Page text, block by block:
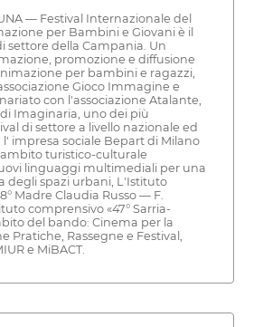
— Festival Internazionale del
per Bambini e Giovani è il
settore della Campania. Un
promozione e diffusione
per bambini e ragazzi,
Gioco Immagine e
con l'associazione Atalante,
Imaginaria, uno dei più
di settore a livello nazionale ed
impresa sociale Bepart di Milano
turistico-culturale
linguaggi multimediali per una
degli spazi urbani, L'Istituto
Madre Claudia Russo — F.
comprensivo «47° Sarria-
del bando: Cinema per la
Pratiche, Rassegne e Festival,
e MiBACT.